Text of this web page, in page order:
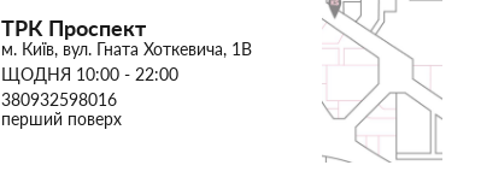
ТРК Проспект
м. Київ, вул. Гната Хоткевича, 1В
ЩОДНЯ 10:00 - 22:00
380932598016
перший поверх